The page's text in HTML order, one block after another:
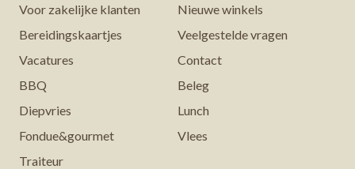
Voor zakelijke klanten
Nieuwe winkels
Bereidingskaartjes
Veelgestelde vragen
Vacatures
Contact
BBQ
Beleg
Diepvries
Lunch
Fondue&gourmet
Vlees
Traiteur